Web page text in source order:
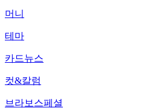
머니
테마
카드뉴스
컷&칼럼
브라보스페셜